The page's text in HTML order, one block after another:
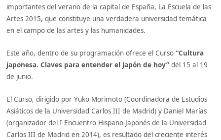
importantes del verano de la capital de España, La Escuela de las
Artes 2015, que constituye una verdadera universidad temática
en el campo de las artes y las humanidades.
Este año, dentro de su programación ofrece el Curso“Cultura
japonesa. Claves para entender el Japón de hoy” del 15 al 19
de junio.
El Curso, dirigido por Yuko Morimoto (Coordinadora de Estudios
Asiáticos de la Universidad Carlos III de Madrid) y Daniel Marías
(organizador del I Encuentro Hispano-Japonés de la Universidad
Carlos III de Madrid en 2014), es resultado del creciente interés